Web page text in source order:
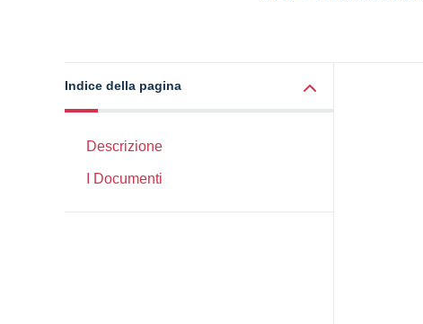
Indice della pagina
Descrizione
I Documenti